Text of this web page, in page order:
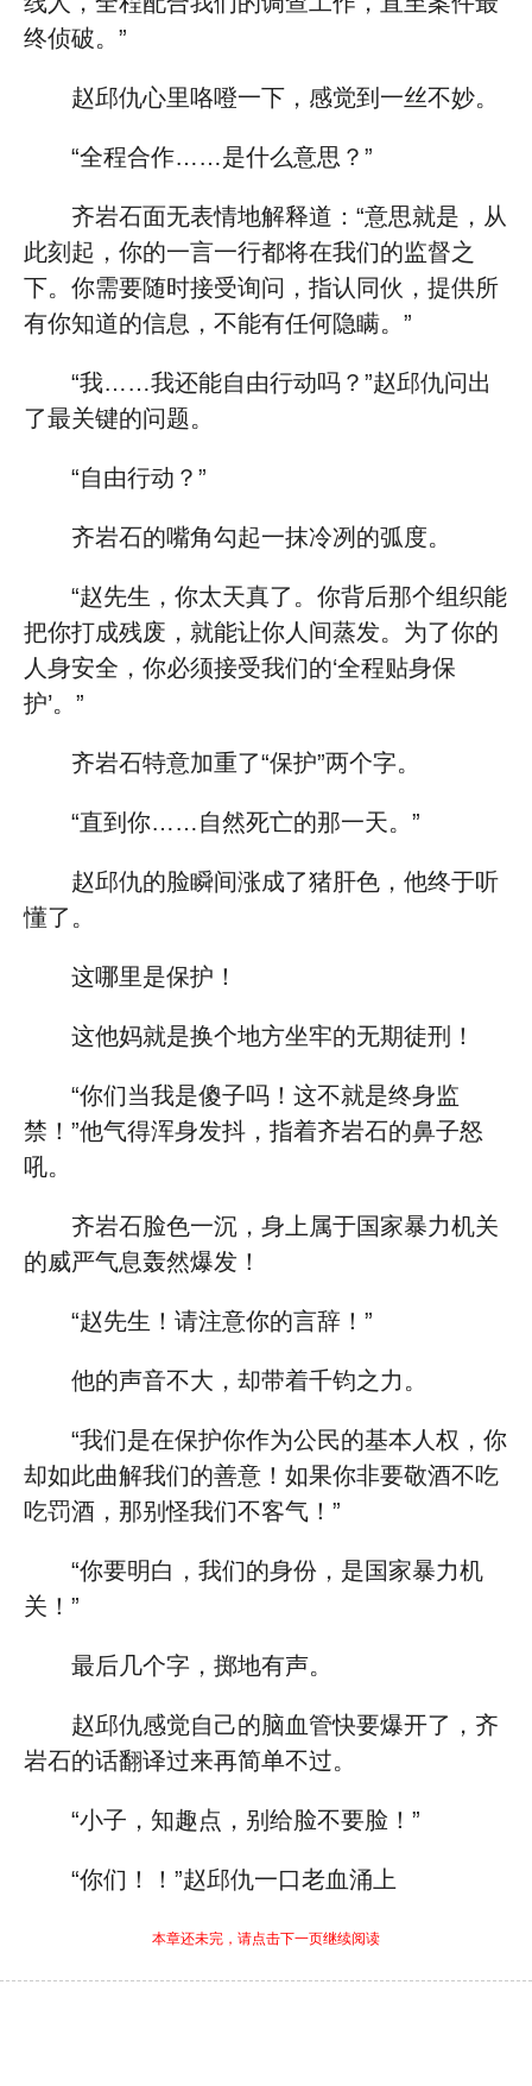
终侦破。”
赵邱仇心里咯噔一下，感觉到一丝不妙。
“全程合作……是什么意思？”
齐岩石面无表情地解释道：“意思就是，从
此刻起，你的一言一行都将在我们的监督之
下。你需要随时接受询问，指认同伙，提供所
有你知道的信息，不能有任何隐瞒。”
“我……我还能自由行动吗？”赵邱仇问出
了最关键的问题。
“自由行动？”
齐岩石的嘴角勾起一抹冷冽的弧度。
“赵先生，你太天真了。你背后那个组织能
把你打成残废，就能让你人间蒸发。为了你的
人身安全，你必须接受我们的‘全程贴身保
护’。”
齐岩石特意加重了“保护”两个字。
“直到你……自然死亡的那一天。”
赵邱仇的脸瞬间涨成了猪肝色，他终于听
懂了。
这哪里是保护！
这他妈就是换个地方坐牢的无期徒刑！
“你们当我是傻子吗！这不就是终身监
禁！”他气得浑身发抖，指着齐岩石的鼻子怒
吼。
齐岩石脸色一沉，身上属于国家暴力机关
的威严气息轰然爆发！
“赵先生！请注意你的言辞！”
他的声音不大，却带着千钧之力。
“我们是在保护你作为公民的基本人权，你
却如此曲解我们的善意！如果你非要敬酒不吃
吃罚酒，那别怪我们不客气！”
“你要明白，我们的身份，是国家暴力机
关！”
最后几个字，掷地有声。
赵邱仇感觉自己的脑血管快要爆开了，齐
岩石的话翻译过来再简单不过。
“小子，知趣点，别给脸不要脸！”
“你们！！”赵邱仇一口老血涌上
本章还未完，请点击下一页继续阅读